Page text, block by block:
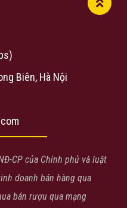
Biên, Hà Nội
CP của Chính phủ và luật
doanh bán hàng qua
bán rượu qua mạng